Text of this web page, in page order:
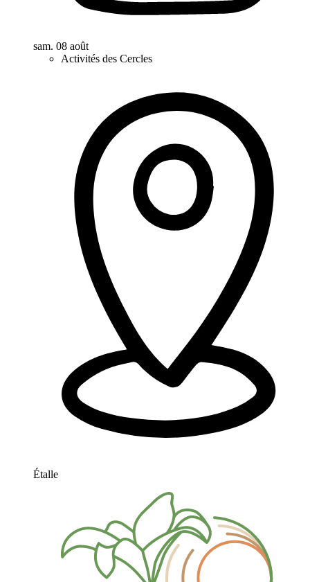
sam. 08 août
Activités des Cercles
Étalle